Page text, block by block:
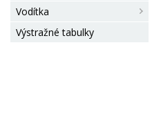
Vodítka
Výstražné tabulky